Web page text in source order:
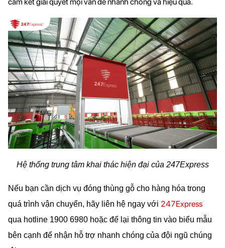
Hệ thống trung tâm khai thác hiện đại của 247Express
Nếu bạn cần dịch vụ đóng thùng gỗ cho hàng hóa trong
quá trình vận chuyển, hãy liên hệ ngay với 247Express
qua hotline 1900 6980 hoặc để lại thông tin vào biểu mẫu
bên cạnh để nhận hỗ trợ nhanh chóng của đội ngũ chúng